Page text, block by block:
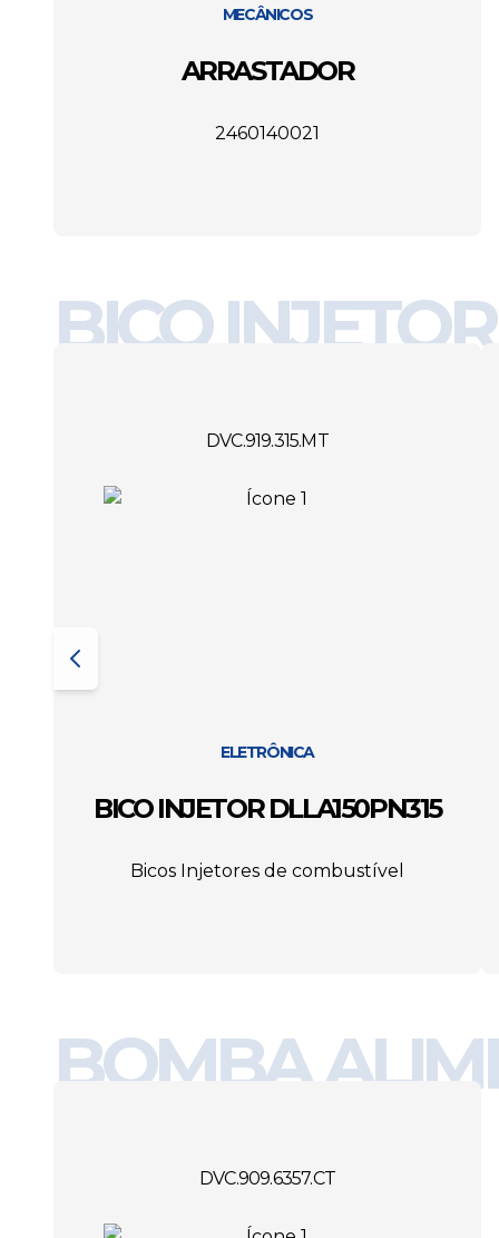
MECÂNICOS
ARRASTADOR
2460140021
BICO INJETOR
DVC.919.315.MT
ELETRÔNICA
BICO INJETOR DLLA150PN315
Bicos Injetores de combustível
BOMBA
DVC.909.6357.CT